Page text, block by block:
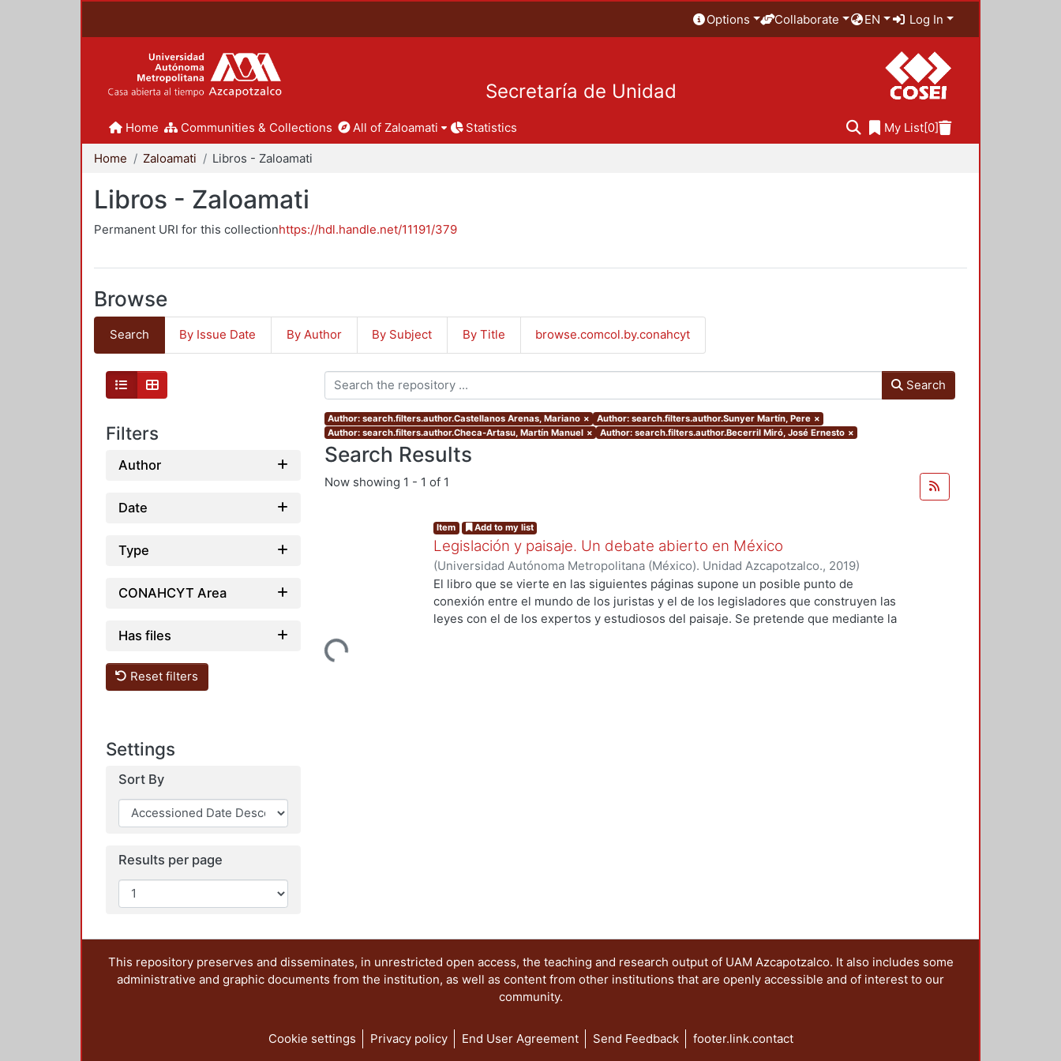
Options Collaborate EN Log In
Secretaría de Unidad
Home Communities & Collections All of Zaloamati Statistics My List[0]
Home Zaloamati Libros - Zaloamati
Libros - Zaloamati
Permanent URI for this collectionhttps://hdl.handle.net/11191/379
Browse
Search By Issue Date By Author By Subject By Title browse.comcol.by.conahcyt
Filters
Author
Date
Type
CONAHCYT Area
Has files
Reset filters
Settings
Sort By
Results per page
Search
Author: search.filters.author.Castellanos Arenas, Mariano × Author: search.filters.author.Sunyer Martín, Pere ×
Author: search.filters.author.Checa-Artasu, Martín Manuel × Author: search.filters.author.Becerril Miró, José Ernesto ×
Search Results
Now showing 1 - 1 of 1
Loading...
Item Add to my list
Legislación y paisaje. Un debate abierto en México
(Universidad Autónoma Metropolitana (México). Unidad Azcapotzalco., 2019)
Alonso Navarrete, Armando ;Checa-Artasu, Martín Manuel ;Larrucea Garritz,
Amaya;Sunyer Martín, Pere;Castellanos Arenas, Mariano;González Márquez, José
Juan; Adán Reséndiz, Ana Laura;Pacheco Ruiz, Ana María;Cancino Aguilar, Miguel
El libro que se vierte en las siguientes páginas supone un posible punto de
conexión entre el mundo de los juristas y el de los legisladores que construyen las
leyes con el de los expertos y estudiosos del paisaje. Se pretende que mediante la
This repository preserves and disseminates, in unrestricted open access, the teaching and research output of UAM Azcapotzalco. It also includes some
administrative and graphic documents from the institution, as well as content from other institutions that are openly accessible and of interest to our
community.
Cookie settings Privacy policy End User Agreement Send Feedback footer.link.contact